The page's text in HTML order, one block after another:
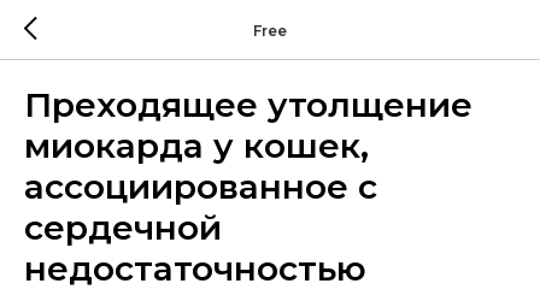
Free
Преходящее утолщение
миокарда у кошек,
ассоциированное с
сердечной
недостаточностью